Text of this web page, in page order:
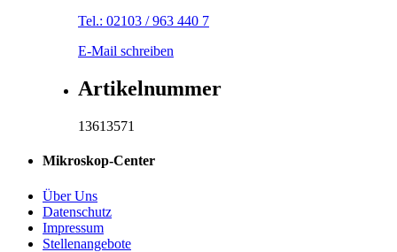
Tel.: 02103 / 963 440 7
E-Mail schreiben
Artikelnummer
13613571
Mikroskop-Center
Über Uns
Datenschutz
Impressum
Stellenangebote